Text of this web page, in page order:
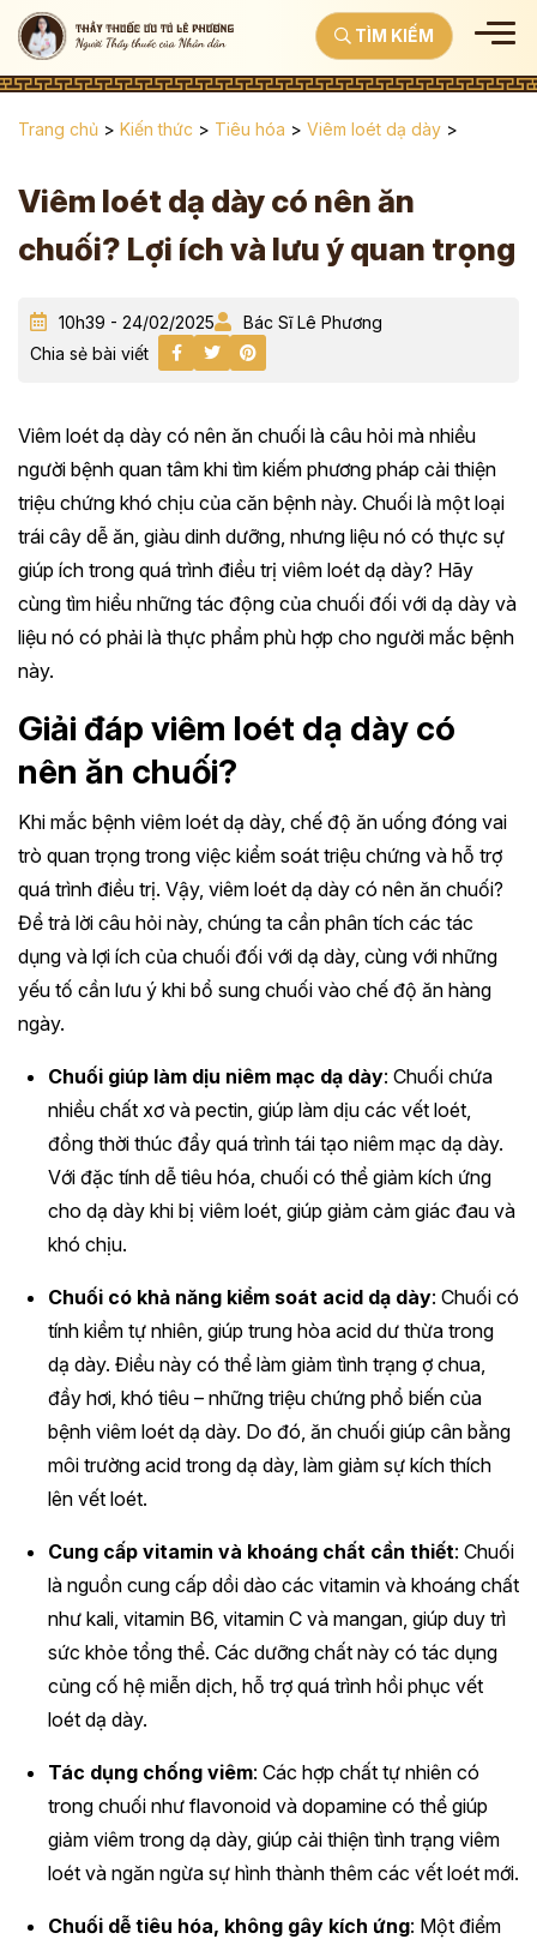
TÌM KIẾM
Trang chủ > Kiến thức > Tiêu hóa > Viêm loét dạ dày >
Viêm loét dạ dày có nên ăn
chuối? Lợi ích và lưu ý quan trọng
10h39 - 24/02/2025
Bác Sĩ Lê Phương
Chia sẻ bài viết
Viêm loét dạ dày có nên ăn chuối là câu hỏi mà nhiều
người bệnh quan tâm khi tìm kiếm phương pháp cải thiện
triệu chứng khó chịu của căn bệnh này. Chuối là một loại
trái cây dễ ăn, giàu dinh dưỡng, nhưng liệu nó có thực sự
giúp ích trong quá trình điều trị viêm loét dạ dày? Hãy
cùng tìm hiểu những tác động của chuối đối với dạ dày và
liệu nó có phải là thực phẩm phù hợp cho người mắc bệnh
này.
Giải đáp viêm loét dạ dày có
nên ăn chuối?
Khi mắc bệnh viêm loét dạ dày, chế độ ăn uống đóng vai
trò quan trọng trong việc kiểm soát triệu chứng và hỗ trợ
quá trình điều trị. Vậy, viêm loét dạ dày có nên ăn chuối?
Để trả lời câu hỏi này, chúng ta cần phân tích các tác
dụng và lợi ích của chuối đối với dạ dày, cùng với những
yếu tố cần lưu ý khi bổ sung chuối vào chế độ ăn hàng
ngày.
Chuối giúp làm dịu niêm mạc dạ dày: Chuối chứa
nhiều chất xơ và pectin, giúp làm dịu các vết loét,
đồng thời thúc đẩy quá trình tái tạo niêm mạc dạ dày.
Với đặc tính dễ tiêu hóa, chuối có thể giảm kích ứng
cho dạ dày khi bị viêm loét, giúp giảm cảm giác đau và
khó chịu.
Chuối có khả năng kiểm soát acid dạ dày: Chuối có
tính kiềm tự nhiên, giúp trung hòa acid dư thừa trong
dạ dày. Điều này có thể làm giảm tình trạng ợ chua,
đầy hơi, khó tiêu – những triệu chứng phổ biến của
bệnh viêm loét dạ dày. Do đó, ăn chuối giúp cân bằng
môi trường acid trong dạ dày, làm giảm sự kích thích
lên vết loét.
Cung cấp vitamin và khoáng chất cần thiết: Chuối
là nguồn cung cấp dồi dào các vitamin và khoáng chất
như kali, vitamin B6, vitamin C và mangan, giúp duy trì
sức khỏe tổng thể. Các dưỡng chất này có tác dụng
củng cố hệ miễn dịch, hỗ trợ quá trình hồi phục vết
loét dạ dày.
Tác dụng chống viêm: Các hợp chất tự nhiên có
trong chuối như flavonoid và dopamine có thể giúp
giảm viêm trong dạ dày, giúp cải thiện tình trạng viêm
loét và ngăn ngừa sự hình thành thêm các vết loét mới.
Chuối dễ tiêu hóa, không gây kích ứng: Một điểm